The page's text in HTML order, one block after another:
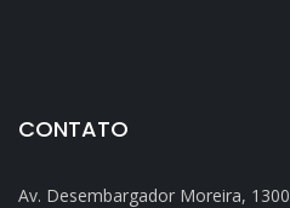
CONTATO
Av. Desembargador Moreira, 1300